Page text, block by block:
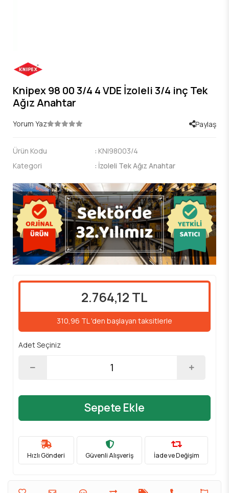
Knipex 98 00 3/4 4 VDE İzoleli 3/4 inç Tek
Ağız Anahtar
Yorum Yaz Paylaş
Ürün Kodu : KNI98003/4
Kategori
: İzoleli Tek Ağız Anahtar
2.764,12 TL
310,96 TL 'den başlayan taksitlerle
Adet Seçiniz
Sepete Ekle
Hızlı Gönderi Güvenli Alışveriş İade ve Değişim